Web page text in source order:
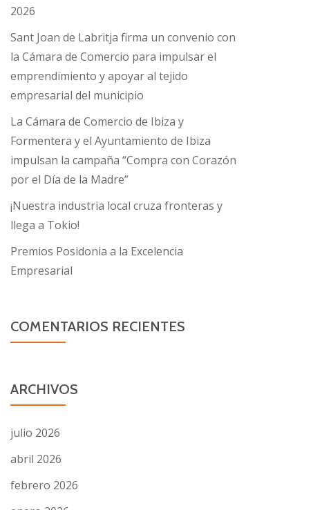
2026
Sant Joan de Labritja firma un convenio con
la Cámara de Comercio para impulsar el
emprendimiento y apoyar al tejido
empresarial del municipio
La Cámara de Comercio de Ibiza y
Formentera y el Ayuntamiento de Ibiza
impulsan la campaña “Compra con Corazón
por el Día de la Madre”
¡Nuestra industria local cruza fronteras y
llega a Tokio!
Premios Posidonia a la Excelencia
Empresarial
COMENTARIOS RECIENTES
ARCHIVOS
julio 2026
abril 2026
febrero 2026